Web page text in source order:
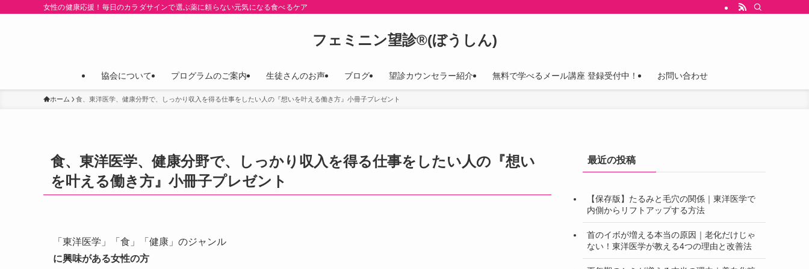
女性の健康応援！毎日のカラダサインで選ぶ薬に頼らない元気になる食べるケア
フェミニン望診®(ぼうしん)
協会について プログラムのご案内 生徒さんのお声 ブログ 望診カウンセラー紹介 無料で学べるメール講座 登録受付中！ お問い合わせ
ホーム 食、東洋医学、健康分野で、しっかり収入を得る仕事をしたい人の『想いを叶える働き方』小冊子プレゼント
食、東洋医学、健康分野で、しっかり収入を得る仕事をしたい人の『想い
を叶える働き方』小冊子プレゼント
「東洋医学」「食」「健康」のジャンル
に興味がある女性の方
最近の投稿
【保存版】たるみと毛穴の関係｜東洋医学で
内側からリフトアップする方法
首のイボが増える本当の原因｜老化だけじゃ
ない！東洋医学が教える4つの理由と改善法